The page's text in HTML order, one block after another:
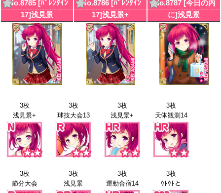
No.8785 [ﾊﾞﾚﾝﾀｲﾝ
17]浅見景
No.8786 [ﾊﾞﾚﾝﾀｲﾝ
17]浅見景+
No.8787 [今日の内
に]浅見景
3枚
浅見景+
3枚
球技大会13
3枚
浅見景+
3枚
天体観測14
3枚
節分大会
3枚
浅見景
3枚
運動合宿14
3枚
ｳﾄｳﾄと